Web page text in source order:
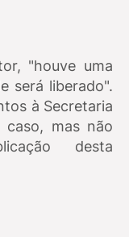
"houve uma
será liberado".
à Secretaria
caso, mas não
desta